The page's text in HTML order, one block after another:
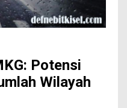
Potensi
Wilayah